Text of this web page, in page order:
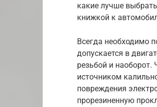
какие лучше
книжкой к
Всегда необходимо
допускается в
резьбой и наоборот.
источником
повреждения
прорезиненную